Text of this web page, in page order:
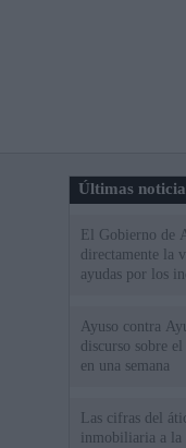
Últimas
El Gobierno de
directamente la
ayudas por los
Ayuso contra
discurso sobre
en una semana
Las cifras del
inmobiliaria a la